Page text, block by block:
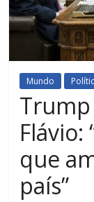
Mundo
Flávio:
que
país”